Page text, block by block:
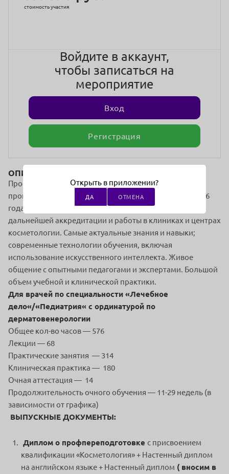
стоимость участия
Войдите в аккаунт,
чтобы записаться на
мероприятие
Вход
Регистрация
ОПИСАНИЕ:
Профессиональная переподготовка по типовой
программе Минздрава РФ, действующей с 1 марта 2026
года. Полученные знания и навыки необходимы для
дальнейшей аккредитации и работы в клиниках и центрах
косметологии. Самые актуальные знания и навыки;
современные технологии обучения, включая
использование искусственного интеллекта. Живое
общение с опытными педагогами и экспертами. Большой
объем учебной и клинической практики.
Для врачей по специальности «Лечебное
дело«/«Педиатрия« с ординатурой по
дерматовенерологии
Общее кол-во часов — 576
Лекции — 68
Практические занятия — 314
Клиническая практика — 180
Очная аттестация — 14
Продолжительность очного обучения — 11-29 недель (в
зависимости от графика)
ВЫПУСКНЫЕ ДОКУМЕНТЫ:
Диплом о профпереподготовке с присвоением
квалификации «Косметология» + Настенный диплом
на английском языке + Настенный диплом ( вносим в
Открыть в приложении?
ДА ОТМЕНА